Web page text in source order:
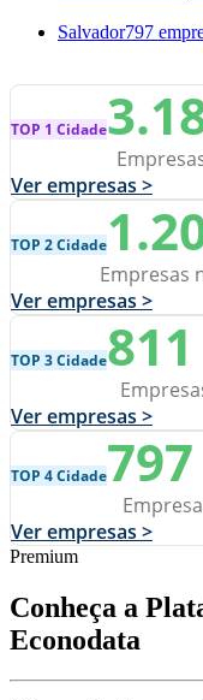
Salvador797
TOP 1 Cidade
Ver empresas >
TOP 2 Cidade
Empresas
Ver empresas >
TOP 3 Cidade811
Ver empresas >
TOP 4 Cidade797
Ver empresas >
Premium
Conheça a
Econodata